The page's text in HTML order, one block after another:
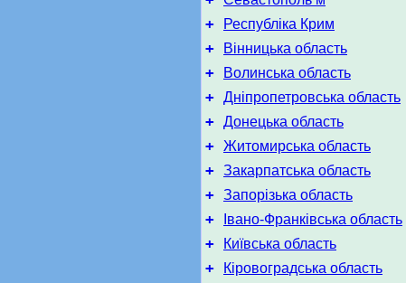
+ Республіка Крим
+ Вінницька область
+ Волинська область
+ Дніпропетровська область
+ Донецька область
+ Житомирська область
+ Закарпатська область
+ Запорізька область
+ Івано-Франківська область
+ Київська область
+ Кіровоградська область